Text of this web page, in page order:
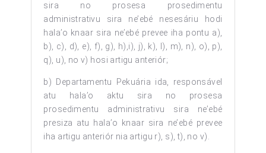
sira no prosesa prosedimentu
administrativu sira ne’ebé nesesáriu hodi
hala’o knaar sira ne’ebé prevee iha pontu a),
b), c), d), e), f), g), h),i), j), k), l), m), n), o), p),
q), u), no v) hosi artigu anteriór;
b) Departamentu Pekuária ida, responsável
atu hala’o aktu sira no prosesa
prosedimentu administrativu sira ne’ebé
presiza atu hala’o knaar sira ne’ebé prevee
iha artigu anteriór nia artigu r), s), t), no v).